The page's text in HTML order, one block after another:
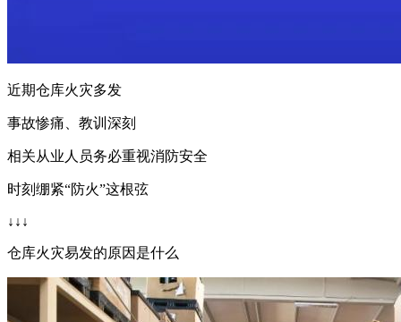
近期仓库火灾多发
事故惨痛、教训深刻
相关从业人员务必重视消防安全
时刻绷紧“防火”这根弦
↓↓↓
仓库火灾易发的原因是什么